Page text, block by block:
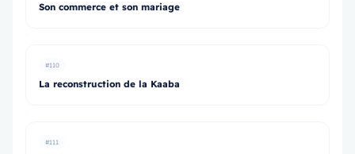
Son commerce et son mariage
#110
La reconstruction de la Kaaba
#111